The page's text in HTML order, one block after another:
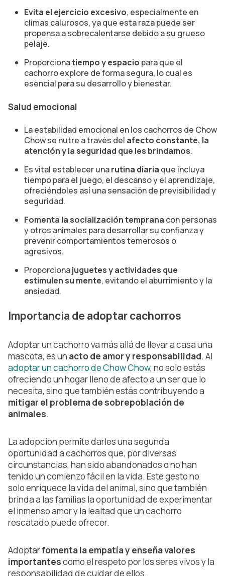
Evita el ejercicio excesivo, especialmente en
climas calurosos, ya que esta raza puede ser
propensa a sobrecalentarse debido a su grueso
pelaje.
Proporcionatiempo y espacio para que el
cachorro explore de forma segura, lo cual es
esencial para su desarrollo y bienestar.
Salud emocional
La estabilidad emocional en los cachorros de Chow
Chow se nutre a través del afecto constante, la
atención y la seguridad que les brindamos.
Es vital establecer unarutina diaria que incluya
tiempo para el juego, el descanso y el aprendizaje,
ofreciéndoles así una sensación de previsibilidad y
seguridad.
Fomenta la socialización temprana con personas
y otros animales para desarrollar su confianza y
prevenir comportamientos temerosos o
agresivos.
Proporcionajuguetes y actividades que
estimulen su mente, evitando el aburrimiento y la
ansiedad.
Importancia de adoptar cachorros
Adoptar un cachorro va más allá de llevar a casa una
mascota, es un acto de amor y responsabilidad. Al
adoptar un cachorro de Chow Chow, no solo estás
ofreciendo un hogar lleno de afecto a un ser que lo
necesita, sino que también estás contribuyendo a
mitigar el problema de sobrepoblación de
animales.
La adopción permite darles una segunda
oportunidad a cachorros que, por diversas
circunstancias, han sido abandonados o no han
tenido un comienzo fácil en la vida. Este gesto no
solo enriquece la vida del animal, sino que también
brinda a las familias la oportunidad de experimentar
el inmenso amor y la lealtad que un cachorro
rescatado puede ofrecer.
Adoptarfomenta la empatía y enseña valores
importantescomo el respeto por los seres vivos y la
responsabilidad de cuidar de ellos.